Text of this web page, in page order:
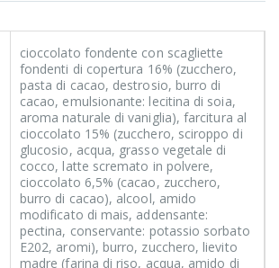
cioccolato fondente con scagliette
fondenti di copertura 16% (zucchero,
pasta di cacao, destrosio, burro di
cacao, emulsionante: lecitina di soia,
aroma naturale di vaniglia), farcitura al
cioccolato 15% (zucchero, sciroppo di
glucosio, acqua, grasso vegetale di
cocco, latte scremato in polvere,
cioccolato 6,5% (cacao, zucchero,
burro di cacao), alcool, amido
modificato di mais, addensante:
pectina, conservante: potassio sorbato
E202, aromi), burro, zucchero, lievito
madre (farina di riso, acqua, amido di